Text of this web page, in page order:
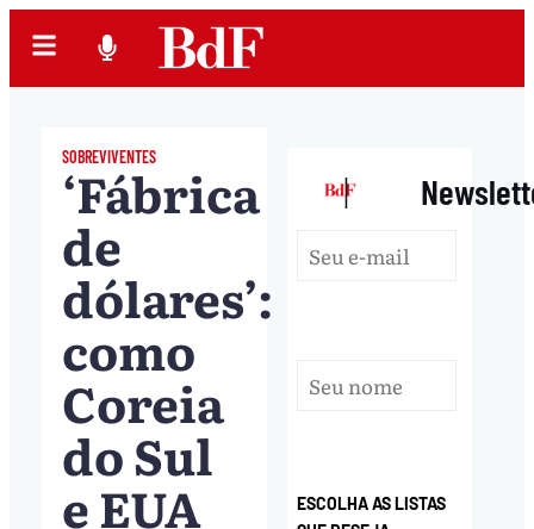
SOBREVIVENTES
‘Fábrica
de
dólares’:
como
Coreia
do Sul
e EUA
|
ESCOLHA AS LISTAS